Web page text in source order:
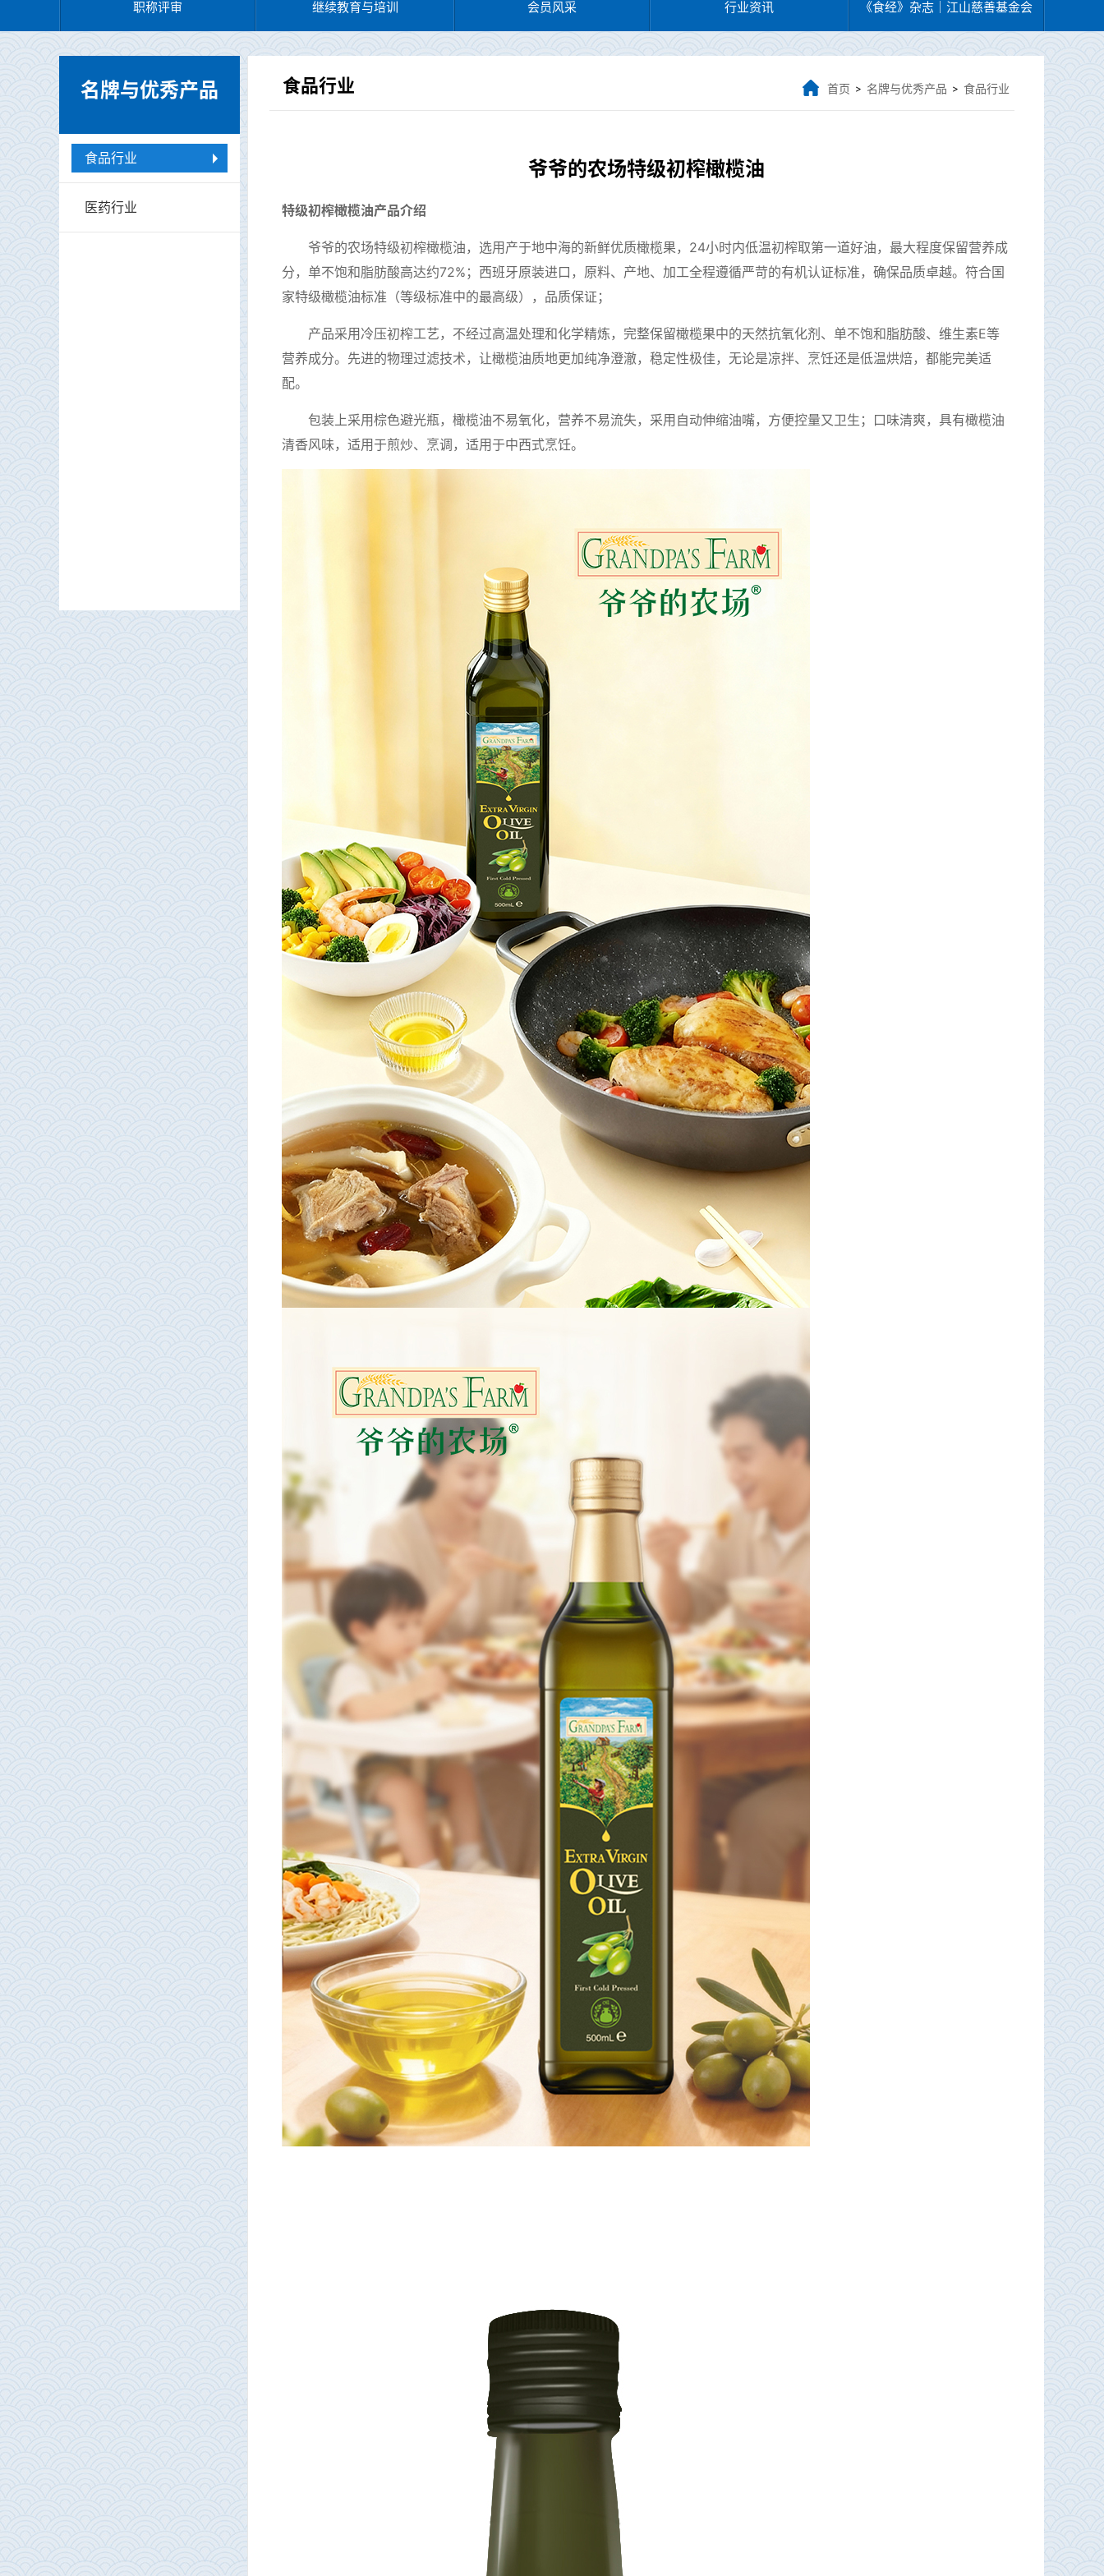
职称评审 继续教育与培训 会员风采 行业资讯 《食经》杂志｜江山慈善基金会
名牌与优秀产品
食品行业
医药行业
食品行业 首页 > 名牌与优秀产品 > 食品行业
爷爷的农场特级初榨橄榄油
特级初榨橄榄油产品介绍
爷爷的农场特级初榨橄榄油，选用产于地中海的新鲜优质橄榄果， 24小时内低温初榨取第一道好油，最大程度保留营养成
分，单不饱和脂肪酸高达约72% ；西班牙原装进口，原料、产地、加工全程遵循严苛的有机认证标准，确保品质卓越。符合国
家特级橄榄油标准（等级标准中的最高级），品质保证；
产品采用冷压初榨工艺，不经过高温处理和化学精炼，完整保留橄榄果中的天然抗氧化剂、单不饱和脂肪酸、维生素E等
营养成分。先进的物理过滤技术，让橄榄油质地更加纯净澄澈，稳定性极佳，无论是凉拌、烹饪还是低温烘焙，都能完美适
配。
包装上采用棕色避光瓶，橄榄油不易氧化，营养不易流失，采用自动伸缩油嘴，方便控量又卫生；口味清爽，具有橄榄油
清香风味，适用于煎炒、烹调，适用于中西式烹饪。